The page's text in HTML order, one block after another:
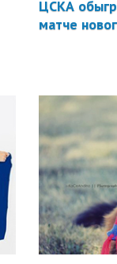
ЦСКА
матче